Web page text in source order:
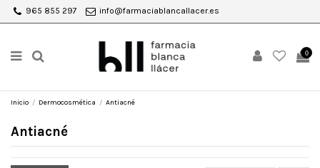
965 855 297 info@farmaciablancallacer.es
0
Inicio Dermocosmética Antiacné
Antiacné